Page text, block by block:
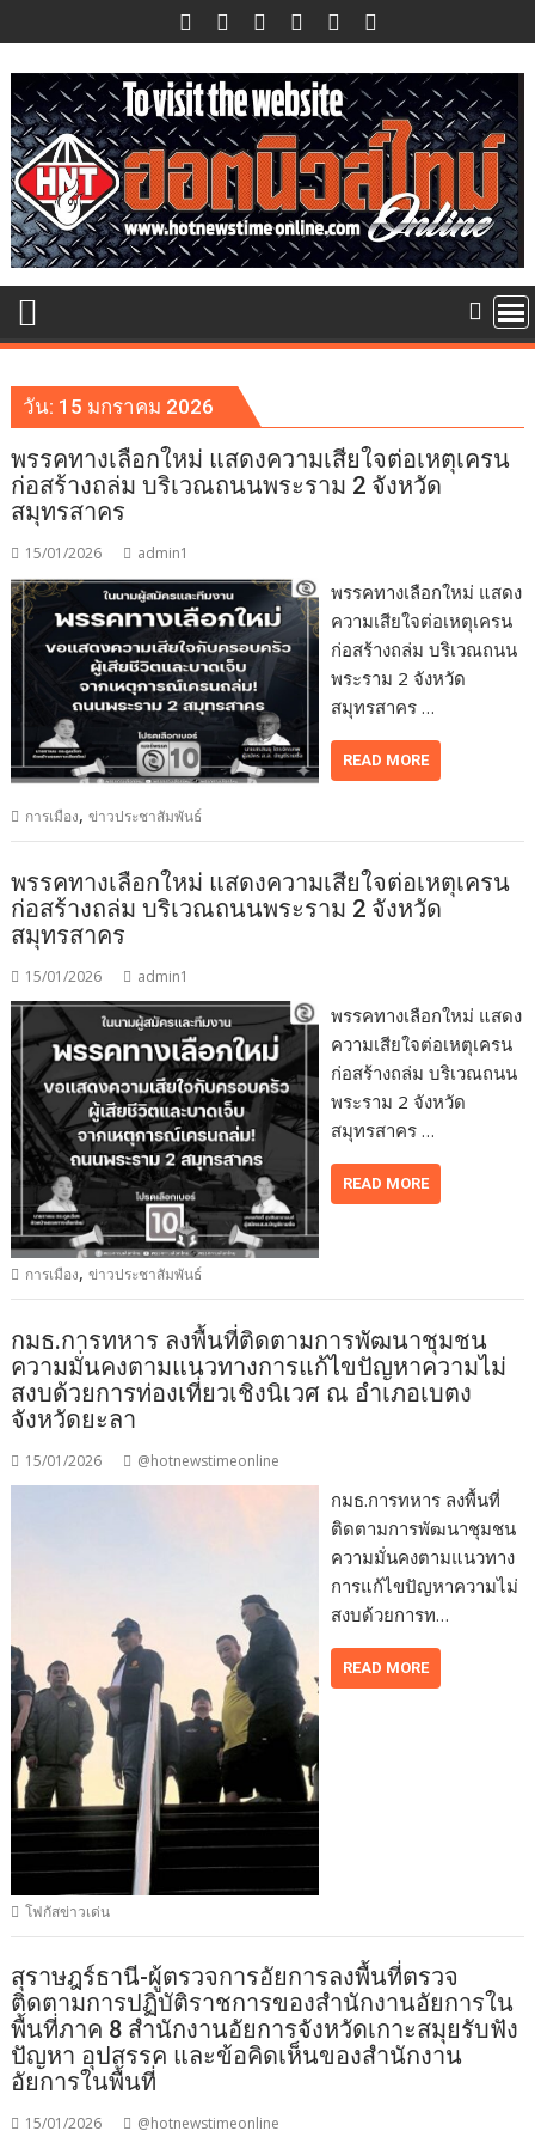
to
content
วัน: 15 มกราคม 2026
พรรคทางเลือกใหม่ แสดงความเสียใจต่อเหตุเครน
ก่อสร้างถล่ม บริเวณถนนพระราม 2 จังหวัด
สมุทรสาคร
15/01/2026 admin1
พรรคทางเลือกใหม่ แสดง
ความเสียใจต่อเหตุเครน
ก่อสร้างถล่ม บริเวณถนน
พระราม 2 จังหวัด
สมุทรสาคร …
READ MORE
การเมือง,ข่าวประชาสัมพันธ์
พรรคทางเลือกใหม่ แสดงความเสียใจต่อเหตุเครน
ก่อสร้างถล่ม บริเวณถนนพระราม 2 จังหวัด
สมุทรสาคร
15/01/2026 admin1
พรรคทางเลือกใหม่ แสดง
ความเสียใจต่อเหตุเครน
ก่อสร้างถล่ม บริเวณถนน
พระราม 2 จังหวัด
สมุทรสาคร …
READ MORE
การเมือง,ข่าวประชาสัมพันธ์
กมธ.การทหาร ลงพื้นที่ติดตามการพัฒนาชุมชน
ความมั่นคงตามแนวทางการแก้ไขปัญหาความไม่
สงบด้วยการท่องเที่ยวเชิงนิเวศ ณ อำเภอเบตง
จังหวัดยะลา
15/01/2026 @hotnewstimeonline
กมธ.การทหาร ลงพื้นที่
ติดตามการพัฒนาชุมชน
ความมั่นคงตามแนวทาง
การแก้ไขปัญหาความไม่
สงบด้วยการท…
READ MORE
โฟกัสข่าวเด่น
สุราษฎร์ธานี-ผู้ตรวจการอัยการลงพื้นที่ตรวจ
ติดตามการปฏิบัติราชการของสำนักงานอัยการใน
พื้นที่ภาค 8 สำนักงานอัยการจังหวัดเกาะสมุยรับฟัง
ปัญหา อุปสรรค และข้อคิดเห็นของสำนักงาน
อัยการในพื้นที่
15/01/2026 @hotnewstimeonline